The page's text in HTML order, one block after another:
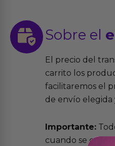
Sobre el
El precio del
carrito los
facilitaremos el
de envío elegida
Importante:
cuando se